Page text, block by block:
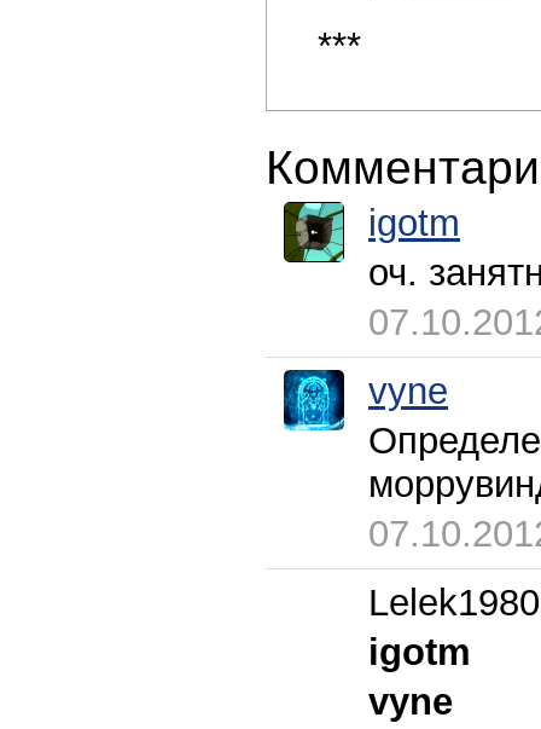
***
igotm
оч.
vyne
Lelek1980
igotm
vyne